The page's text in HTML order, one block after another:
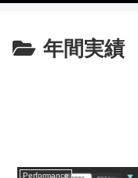
年間実績
Performance